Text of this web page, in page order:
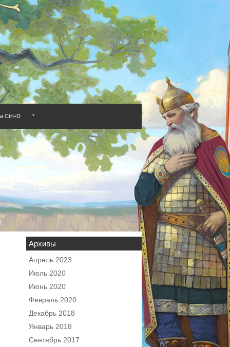
Ctrl+D *
Архивы
Апрель 2023
Июль 2020
Июнь 2020
Февраль 2020
Декабрь 2018
Январь 2018
Сентябрь 2017